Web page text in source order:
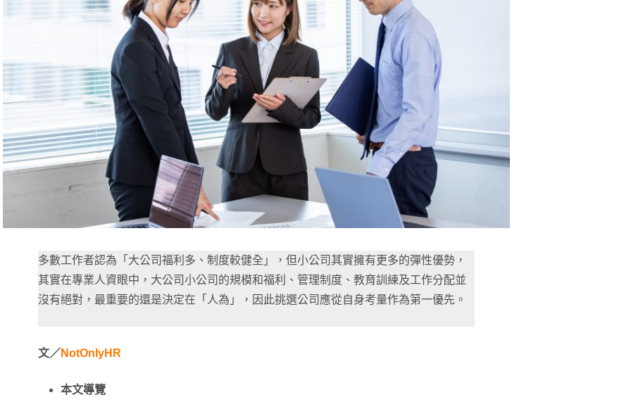
多數工作者認為「大公司福利多、制度較健全」，但小公司其實擁有更多的彈性優勢，
其實在專業人資眼中，大公司小公司的規模和福利、管理制度、教育訓練及工作分配並
沒有絕對，最重要的還是決定在「人為」，因此挑選公司應從自身考量作為第一優先。
文／ NotOnlyHR
本文導覽